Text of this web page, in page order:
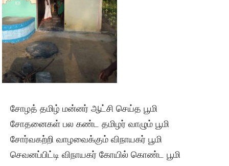
சோழத் தமிழ் மன்னர் ஆட்சி செய்த பூமி
சோதனைகள் பல கண்ட தமிழர் வாழும் பூமி
சோர்வகற்றி வாழவைக்கும் விநாயகர் பூமி
செவனப்பிட்டி விநாயகர் கோயில் கொண்ட பூமி